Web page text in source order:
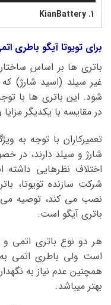
1.
KianBattery
برای تویوتا آیگو باطری
باتری ها بر اساس
غیر سیلد (اسید شارژ)
شود. این باتری ها با
در مقایسه با یکدیگر
تعمیرکاران با توجه به
شارژ و سیلد دارند، در
اختلاف نظرهایی داشته
شرکت سازنده تویوتا،
نصب می کند، توصیه می
باتری آیگو است.
هر دو نوع باتری اتمی
است ولی باطری اتمی
همچنین عدم نیاز به
بهتر میباشد.